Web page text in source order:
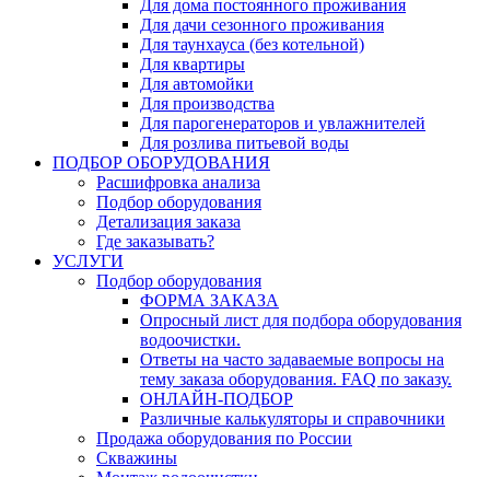
Для дома постоянного проживания
Для дачи сезонного проживания
Для таунхауса (без котельной)
Для квартиры
Для автомойки
Для производства
Для парогенераторов и увлажнителей
Для розлива питьевой воды
ПОДБОР ОБОРУДОВАНИЯ
Расшифровка анализа
Подбор оборудования
Детализация заказа
Где заказывать?
УСЛУГИ
Подбор оборудования
ФОРМА ЗАКАЗА
Опросный лист для подбора оборудования
водоочистки.
Ответы на часто задаваемые вопросы на
тему заказа оборудования. FAQ по заказу.
ОНЛАЙН-ПОДБОР
Различные калькуляторы и справочники
Продажа оборудования по России
Скважины